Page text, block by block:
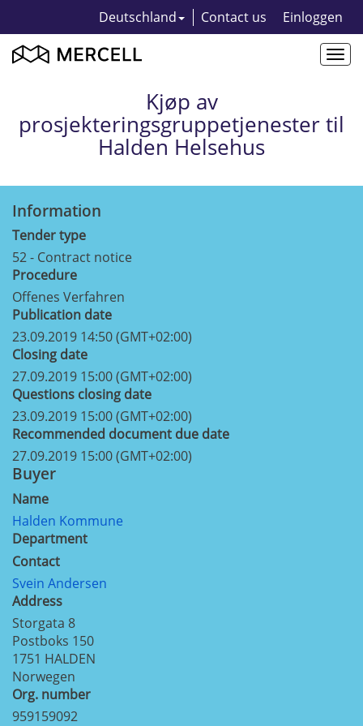
Deutschland Contact us Einloggen
Kjøp av
prosjekteringsgruppetjenester til
Halden Helsehus
Information
Tender type
52 - Contract notice
Procedure
Offenes Verfahren
Publication date
23.09.2019 14:50 (GMT+02:00)
Closing date
27.09.2019 15:00 (GMT+02:00)
Questions closing date
23.09.2019 15:00 (GMT+02:00)
Recommended document due date
27.09.2019 15:00 (GMT+02:00)
Buyer
Name
Halden Kommune
Department
Contact
Svein Andersen
Address
Storgata 8
Postboks 150
1751 HALDEN
Norwegen
Org. number
959159092